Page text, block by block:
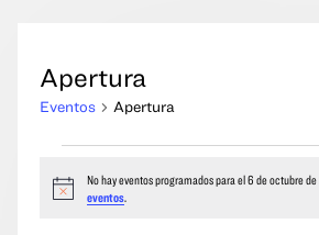
Apertura
Eventos Apertura
del
Aviso
No hay eventos programados para el 6 de octubre
eventos.